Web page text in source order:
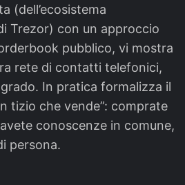
(dell’ecosistema
Trezor) con un approccio
pubblico, vi mostra
rete di contatti telefonici,
In pratica formalizza il
tizio che vende”: comprate
conoscenze in comune,
persona.